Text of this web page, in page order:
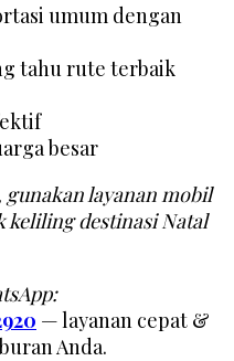
umum dengan
tahu rute terbaik
besar
layanan mobil
destinasi Natal
— layanan cepat &
Anda.